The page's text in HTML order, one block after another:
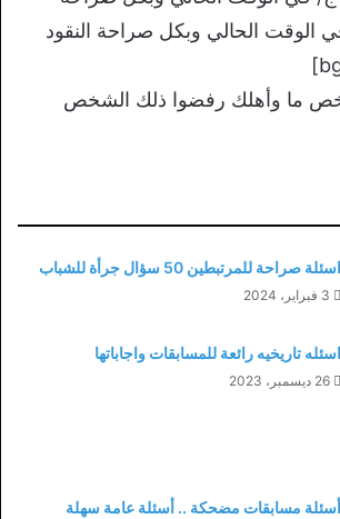
الوقت الحالي وبكل صراحة النقود
ما وأهلك رفضوا ذلك الشخص
اسئلة صراحة للمرتبطين 50 سؤال جرأة للشباب
3 فبراير، 2024
اسئله تاريخيه رائعة للمسابقات واجاباتها
26 ديسمبر، 2023
أسئلة مسابقات مضحكة .. أسئلة عامة سهلة